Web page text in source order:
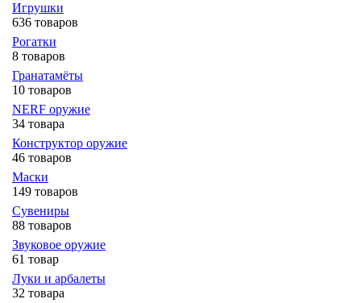
Игрушки
636 товаров
Рогатки
8 товаров
Гранатамёты
10 товаров
NERF оружие
34 товара
Конструктор оружие
46 товаров
Маски
149 товаров
Сувениры
88 товаров
Звуковое оружие
61 товар
Луки и арбалеты
32 товара